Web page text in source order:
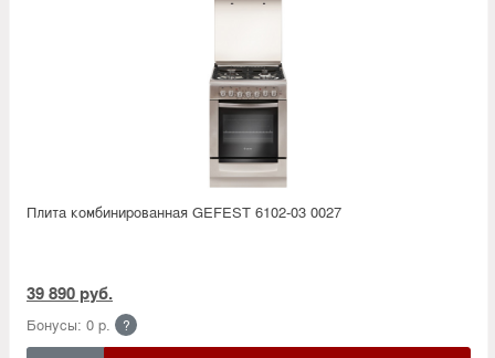
Плита комбинированная GEFEST 6102-03 0027
39 890 руб.
Бонусы: 0 р. ?